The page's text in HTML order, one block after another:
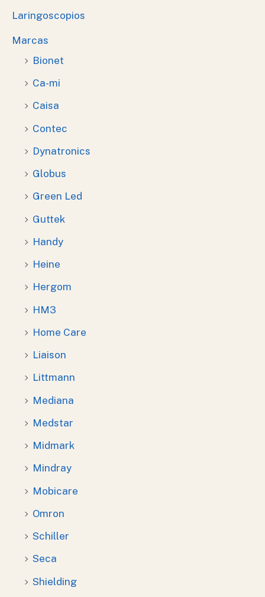
Laringoscopios
Marcas
Bionet
Ca-mi
Caisa
Contec
Dynatronics
Globus
Green Led
Guttek
Handy
Heine
Hergom
HM3
Home Care
Liaison
Littmann
Mediana
Medstar
Midmark
Mindray
Mobicare
Omron
Schiller
Seca
Shielding